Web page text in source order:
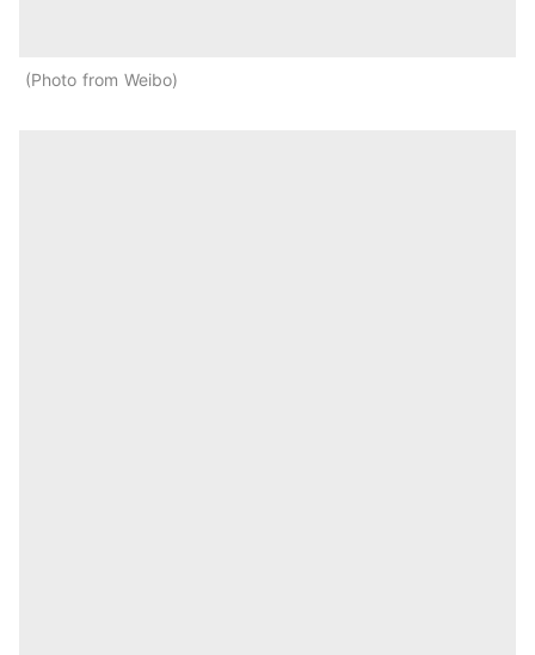
Photo from Weibo